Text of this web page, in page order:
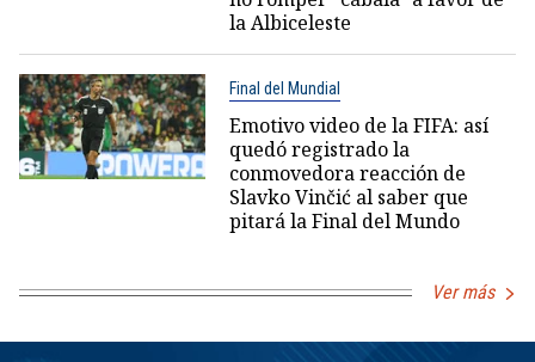
la Albiceleste
Final del Mundial
Emotivo video de la FIFA: así
quedó registrado la
conmovedora reacción de
Slavko Vinčić al saber que
pitará la Final del Mundo
Ver más